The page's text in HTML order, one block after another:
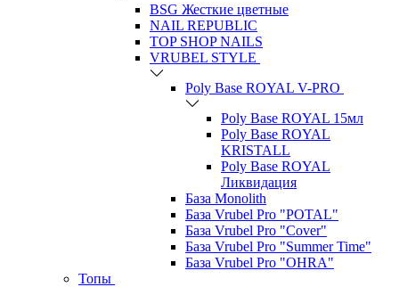
BSG Жесткие цветные
NAIL REPUBLIC
TOP SHOP NAILS
VRUBEL STYLE
Poly Base ROYAL V-PRO
Poly Base ROYAL 15мл
Poly Base ROYAL
KRISTALL
Poly Base ROYAL
Ликвидация
База Monolith
База Vrubel Pro "POTAL"
База Vrubel Pro "Сover"
База Vrubel Pro "Summer Time"
База Vrubel Pro "OHRA"
Топы